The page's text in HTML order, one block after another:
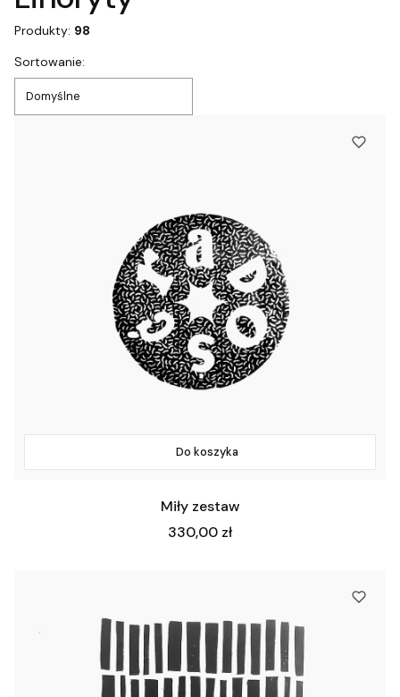
Produkty: 98
Lista produktów
Sortowanie:
Domyślne
Do koszyka
Miły zestaw
Cena
330,00 zł